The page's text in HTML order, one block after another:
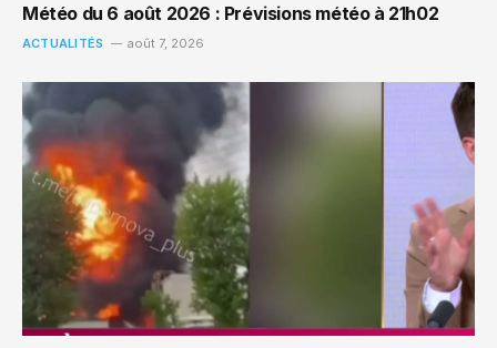
Météo du 6 août 2026 : Prévisions météo à 21h02
ACTUALITÉS août 7, 2026